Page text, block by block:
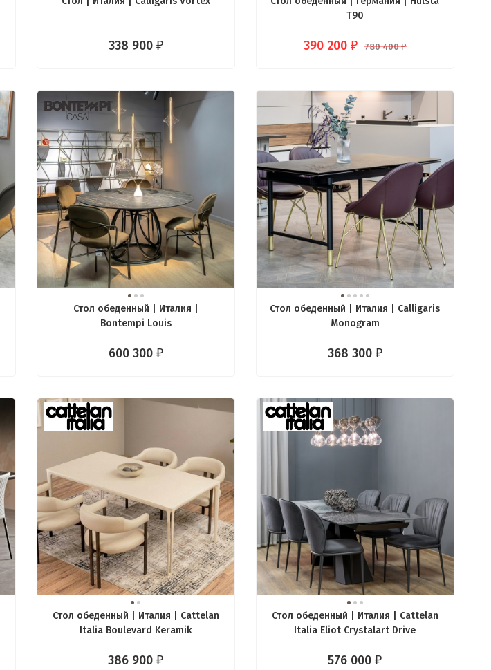
338 900 ₽
T90
390 200 ₽ 780 400₽
Стол обеденный | Италия |
Bontempi Louis
600 300 ₽
Стол обеденный | Италия | Calligaris
Monogram
368 300 ₽
Стол обеденный | Италия | Cattelan
Italia Boulevard Keramik
386 900₽
Стол обеденный | Италия | Cattelan
Italia Eliot Crystalart Drive
576 000₽